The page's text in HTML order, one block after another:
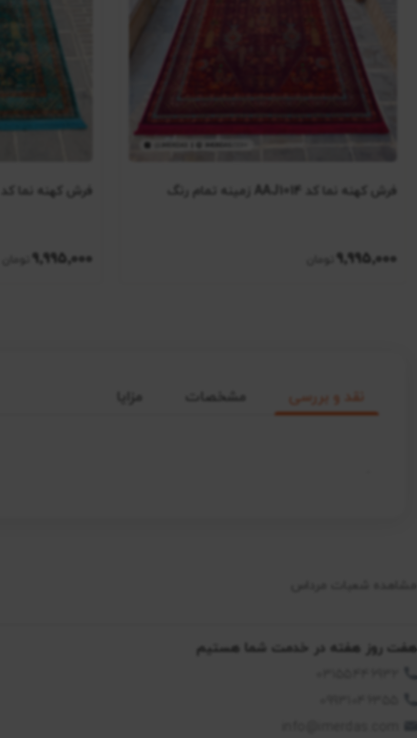
فرش کهنه نما کد AAJ1014 زمینه تمام رنگ
9٬995٬000
فرش کهنه نما کد AAJ1012 زمینه تمام رنگ
9٬995٬000
نقد و بررسی مشخصات مزایا
هفت روز هفته در خدمت شما هستیم